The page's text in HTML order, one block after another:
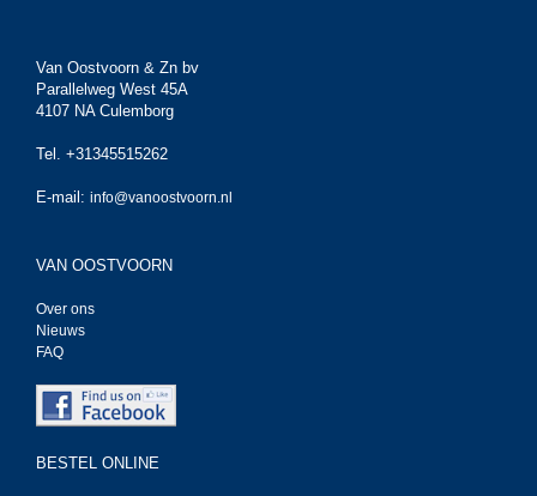
Van Oostvoorn & Zn bv
Parallelweg West 45A
4107 NA Culemborg
Tel. +31345515262
E-mail: info@vanoostvoorn.nl
VAN OOSTVOORN
Over ons
Nieuws
FAQ
BESTEL ONLINE